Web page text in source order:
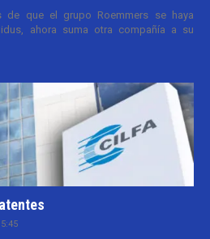
de que el grupo Roemmers se haya
ahora suma otra compañía a su